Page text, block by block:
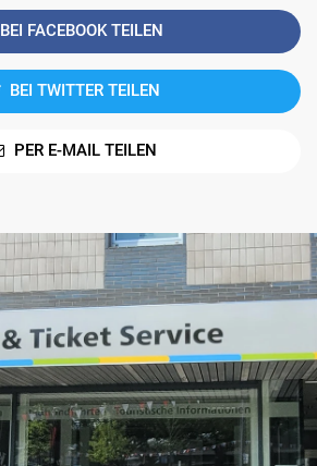
BEI FACEBOOK TEILEN
BEI TWITTER TEILEN
PER E-MAIL TEILEN